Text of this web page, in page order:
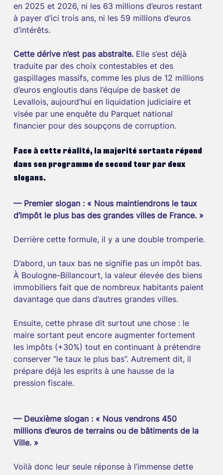
en 2025 et 2026, ni les 63 millions d’euros restant
à payer d’ici trois ans, ni les 59 millions d’euros
d’intérêts.
Cette dérive n’est pas abstraite. Elle s’est déjà
traduite par des choix contestables et des
gaspillages massifs, comme les plus de 12 millions
d’euros engloutis dans l’équipe de basket de
Levallois, aujourd’hui en liquidation judiciaire et
visée par une enquête du Parquet national
financier pour des soupçons de corruption.
Face à cette réalité, la majorité sortante répond
dans son programme de second tour par deux
slogans.
— Premier slogan : « Nous maintiendrons le taux
d’impôt le plus bas des grandes villes de France. »
Derrière cette formule, il y a une double tromperie.
D’abord, un taux bas ne signifie pas un impôt bas.
À Boulogne-Billancourt, la valeur élevée des biens
immobiliers fait que de nombreux habitants paient
davantage que dans d’autres grandes villes.
Ensuite, cette phrase dit surtout une chose : le
maire sortant peut encore augmenter fortement
les impôts (+30%) tout en continuant à prétendre
conserver “le taux le plus bas”. Autrement dit, il
prépare déjà les esprits à une hausse de la
pression fiscale.
— Deuxième slogan : « Nous vendrons 450
millions d’euros de terrains ou de bâtiments de la
Ville. »
Voilà donc leur seule réponse à l’immense dette